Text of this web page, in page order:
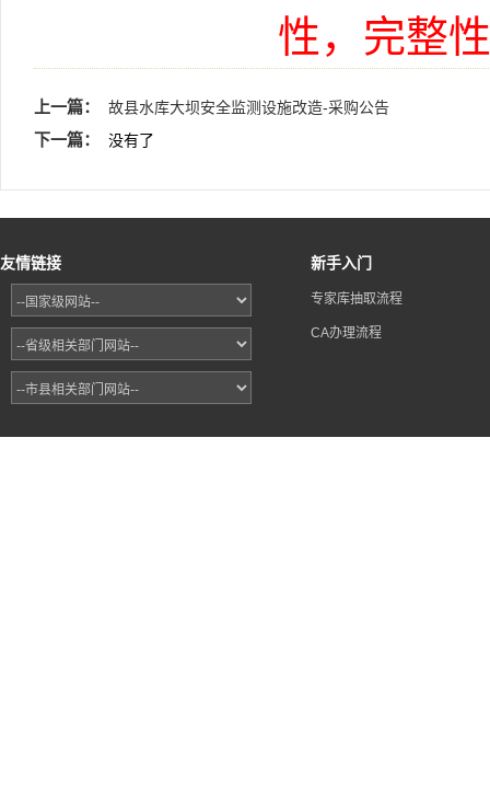
性，完整
上一篇： 故县水库大坝安全监测设施改造-采购公告
下一篇： 没有了
友情链接 新手入门
专家库抽取流程
CA办理流程